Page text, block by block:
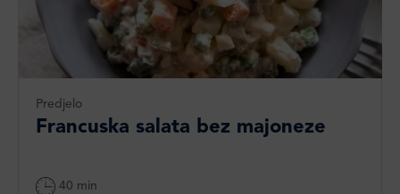
Predjelo
Francuska salata bez majoneze
40 min